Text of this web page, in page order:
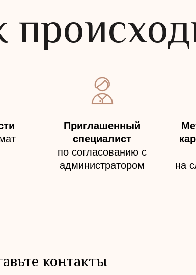
Приглашенный
специалист
по согласованию с
администратором
на
контакты